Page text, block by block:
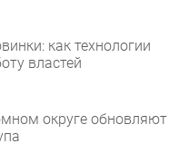
как технологии
властей
округе обновляют